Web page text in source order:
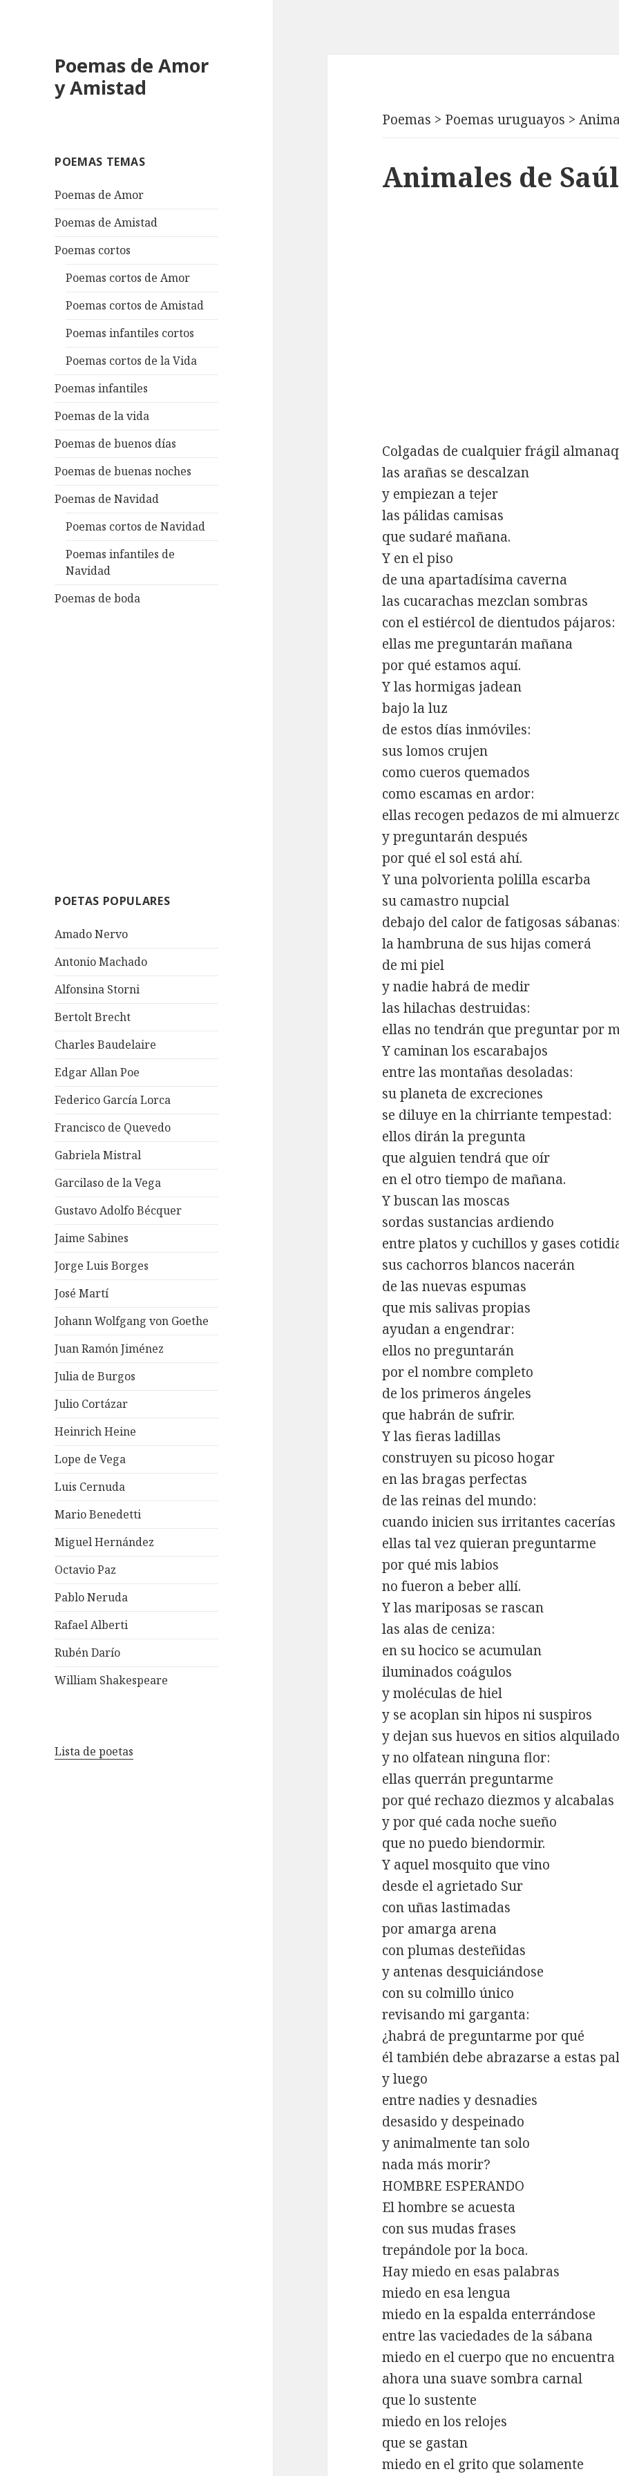
Poemas de Amor
y Amistad
POEMAS TEMAS
Poemas de Amor
Poemas de Amistad
Poemas cortos
Poemas cortos de Amor
Poemas cortos de Amistad
Poemas infantiles cortos
Poemas cortos de la Vida
Poemas infantiles
Poemas de la vida
Poemas de buenos días
Poemas de buenas noches
Poemas de Navidad
Poemas cortos de Navidad
Poemas infantiles de
Navidad
Poemas de boda
POETAS POPULARES
Amado Nervo
Antonio Machado
Alfonsina Storni
Bertolt Brecht
Charles Baudelaire
Edgar Allan Poe
Federico García Lorca
Francisco de Quevedo
Gabriela Mistral
Garcilaso de la Vega
Gustavo Adolfo Bécquer
Jaime Sabines
Jorge Luis Borges
José Martí
Johann Wolfgang von Goethe
Juan Ramón Jiménez
Julia de Burgos
Julio Cortázar
Heinrich Heine
Lope de Vega
Luis Cernuda
Mario Benedetti
Miguel Hernández
Octavio Paz
Pablo Neruda
Rafael Alberti
Rubén Darío
William Shakespeare
Lista de poetas
Poemas > Poemas uruguayos >
Animales de
Colgadas de cualquier frágil
las arañas se descalzan
y empiezan a tejer
las pálidas camisas
que sudaré mañana.
Y en el piso
de una apartadísima caverna
las cucarachas mezclan sombras
con el estiércol de dientudos pájaros:
ellas me preguntarán mañana
por qué estamos aquí.
Y las hormigas jadean
bajo la luz
de estos días inmóviles:
sus lomos crujen
como cueros quemados
como escamas en ardor:
ellas recogen pedazos de mi
y preguntarán después
por qué el sol está ahí.
Y una polvorienta polilla escarba
su camastro nupcial
debajo del calor de fatigosas
la hambruna de sus hijas comerá
de mi piel
y nadie habrá de medir
las hilachas destruidas:
ellas no tendrán que preguntar por
Y caminan los escarabajos
entre las montañas desoladas:
su planeta de excreciones
se diluye en la chirriante tempestad:
ellos dirán la pregunta
que alguien tendrá que oír
en el otro tiempo de mañana.
Y buscan las moscas
sordas sustancias ardiendo
entre platos y cuchillos y gases
sus cachorros blancos nacerán
de las nuevas espumas
que mis salivas propias
ayudan a engendrar:
ellos no preguntarán
por el nombre completo
de los primeros ángeles
que habrán de sufrir.
Y las fieras ladillas
construyen su picoso hogar
en las bragas perfectas
de las reinas del mundo:
cuando inicien sus irritantes cacerías
ellas tal vez quieran preguntarme
por qué mis labios
no fueron a beber allí.
Y las mariposas se rascan
las alas de ceniza:
en su hocico se acumulan
iluminados coágulos
y moléculas de hiel
y se acoplan sin hipos ni suspiros
y dejan sus huevos en sitios
y no olfatean ninguna flor:
ellas querrán preguntarme
por qué rechazo diezmos y alcabalas
y por qué cada noche sueño
que no puedo biendormir.
Y aquel mosquito que vino
desde el agrietado Sur
con uñas lastimadas
por amarga arena
con plumas desteñidas
y antenas desquiciándose
con su colmillo único
revisando mi garganta:
¿habrá de preguntarme por qué
él también debe abrazarse a estas
y luego
entre nadies y desnadies
desasido y despeinado
y animalmente tan solo
nada más morir?
HOMBRE ESPERANDO
El hombre se acuesta
con sus mudas frases
trepándole por la boca.
Hay miedo en esas palabras
miedo en esa lengua
miedo en la espalda enterrándose
entre las vaciedades de la sábana
miedo en el cuerpo que no encuentra
ahora una suave sombra carnal
que lo sustente
miedo en los relojes
que se gastan
miedo en el grito que solamente